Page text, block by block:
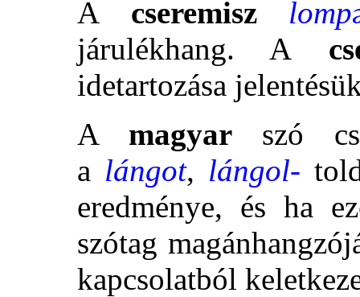
A cseremisz
járulékhang. A
idetartozása
A magyarszó
a lángot, lángol-
eredménye, és ha
szótag
kapcsolatból